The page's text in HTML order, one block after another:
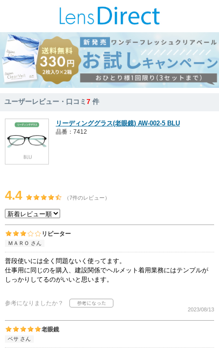
ユーザーレビュー・口コミ7 件
リーディンググラス(老眼鏡) AW-002-5 BLU
品番：7412
4.4 （7件のレビュー）
リピーター
ＭＡＲＯ さん
普段使いには全く問題ないく使ってます。
仕事用に同じのを購入、建設関係でヘルメット着用業務にはテンプルが
しっかりしてるのがいいと思います。
参考になりましたか？
2023/08/13
老眼鏡
ベサ さん